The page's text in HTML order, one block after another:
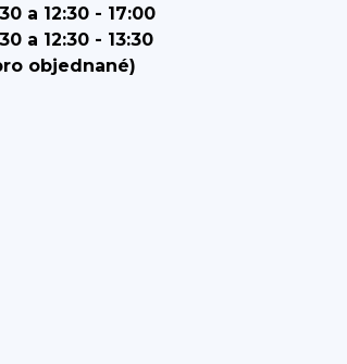
a 12:30 - 17:00
a 12:30 - 13:30
objednané)